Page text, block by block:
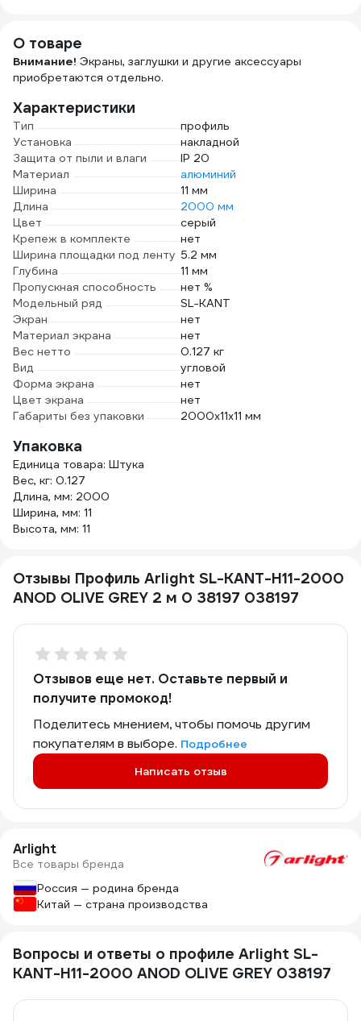
О товаре
Внимание! Экраны, заглушки и другие аксессуары
приобретаются отдельно.
Характеристики
Тип
профиль
Установка
накладной
Защита от пыли и влаги
IP 20
Материал
алюминий
Ширина
11 мм
Длина
2000 мм
Цвет
серый
Крепеж в комплекте
нет
Ширина площадки под ленту 5.2 мм
Глубина
11 мм
Пропускная способность
нет %
Модельный ряд
SL-KANT
Экран
нет
Материал экрана
нет
Вес нетто
0.127 кг
Вид
угловой
Форма экрана
нет
Цвет экрана
нет
Габариты без упаковки
2000х11х11 мм
Упаковка
Единица товара: Штука
Вес, кг: 0.127
Длина, мм: 2000
Ширина, мм: 11
Высота, мм: 11
Отзывы Профиль Arlight SL-KANT-H11-2000
ANOD OLIVE GREY 2 м 0 38197 038197
Отзывов еще нет. Оставьте первый и
получите промокод!
Поделитесь мнением, чтобы помочь другим
покупателям в выборе. Подробнее
Написать отзыв
Arlight
Все товары бренда
Россия — родина бренда
Китай — страна производства
Вопросы и ответы о профиле Arlight SL-
KANT-H11-2000 ANOD OLIVE GREY 038197